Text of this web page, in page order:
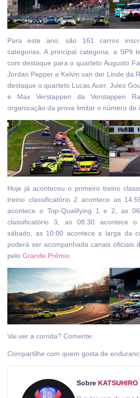
Para este ano, são 161 carros
categorias. A principal categoria, a SP9
com destaque para o quarteto Augusto
Jordan Pepper e Kelvin van der Linde da
destaque o quarteto Lucas Auer, Jules
e Max Verstappen da Verstappen
organização da prova limitar o número de
Hoje já aconteceu o primeiro treino
treino classificatório 2 acontece as
acontece o Top-Qualifying 1 e 2, as
classificatório 3, as 08:30 acontece o
sábado, as 10:00 acontece a larga da
poderá ser acompanhada canais oficiais
pelo Grande Prêmio
Vai ver a corrida? Comente.
Compartilhe com quem gosta de
Sobre KATSUHIRO